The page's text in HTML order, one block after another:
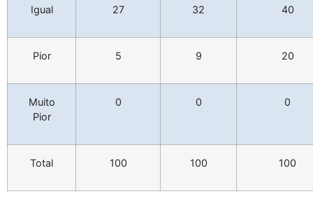
Igual 27 32 40
Pior 5 9 20
Muito
Pior
0 0 0
Total 100 100 100